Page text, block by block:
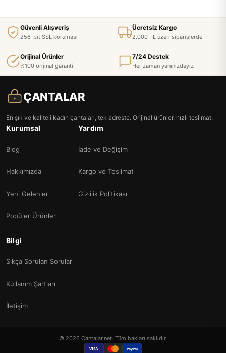
Güvenli Alışveriş
256-bit SSL koruması
Ücretsiz Kargo
2.000 TL üzeri siparişlerde
Orijinal Ürünler
%100 orijinal garanti
7/24 Destek
Her zaman yanınızdayız
ÇANTALAR
En şık ve kaliteli kadın çantaları, tek adreste. Orijinal ürünler, hızlı teslimat.
Kurumsal
Blog
Hakkımızda
Yeni Gelenler
Popüler Ürünler
Yardım
İade ve Değişim
Kargo ve Teslimat
Gizlilik Politikası
Bilgi
Sıkça Sorulan Sorular
Kullanım Şartları
İletişim
© 2026 Cantalar.net. Tüm hakları saklıdır.
VISA PayPal